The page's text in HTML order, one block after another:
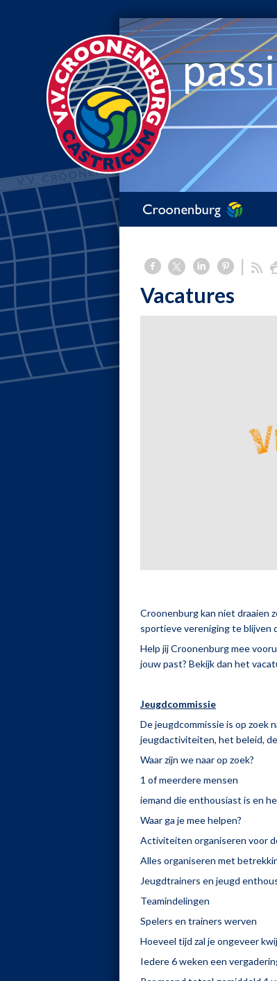
Vacatures
Croonenburg kan niet draaien
sportieve vereniging te blijven
Help jij Croonenburg mee
jouw past? Bekijk dan het
Jeugdcommissie
De jeugdcommissie is op zoek
jeugdactiviteiten, het beleid,
Waar zijn we naar op zoek?
1 of meerdere mensen
iemand die enthousiast is en
Waar ga je mee helpen?
Activiteiten organiseren voor
Alles organiseren met
Jeugdtrainers en jeugd
Teamindelingen
Spelers en trainers werven
Hoeveel tijd zal je ongeveer
Iedere 6 weken een